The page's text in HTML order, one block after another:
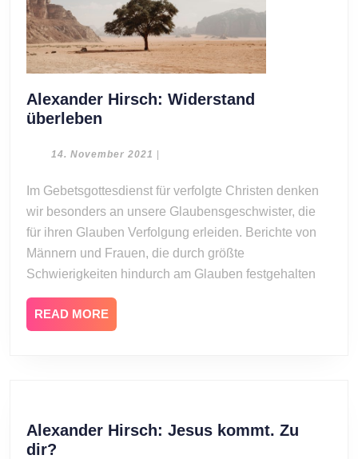
Alexander Hirsch: Widerstand
überleben
Widerstand
14. November 2021 14.
wir besonders an unsere Glaubensgeschwister, die
für ihren Glauben Verfolgung erleiden. Berichte von
Männern und Frauen, die durch größte
Schwierigkeiten hindurch am Glauben festgehalten
READ MORE
MORE
Alexander Hirsch: Jesus kommt. Zu
dir?